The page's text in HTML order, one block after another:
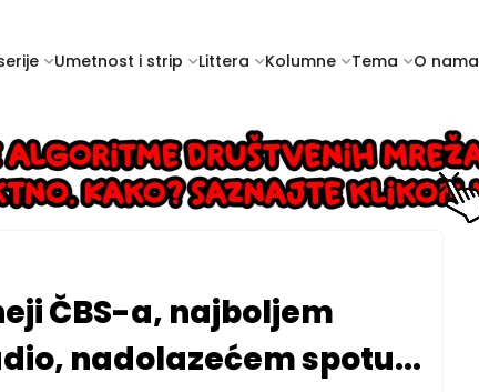
Umetnost i strip Littera Kolumne Tema O nama
ČBS-a, najboljem
nadolazećem spotu...